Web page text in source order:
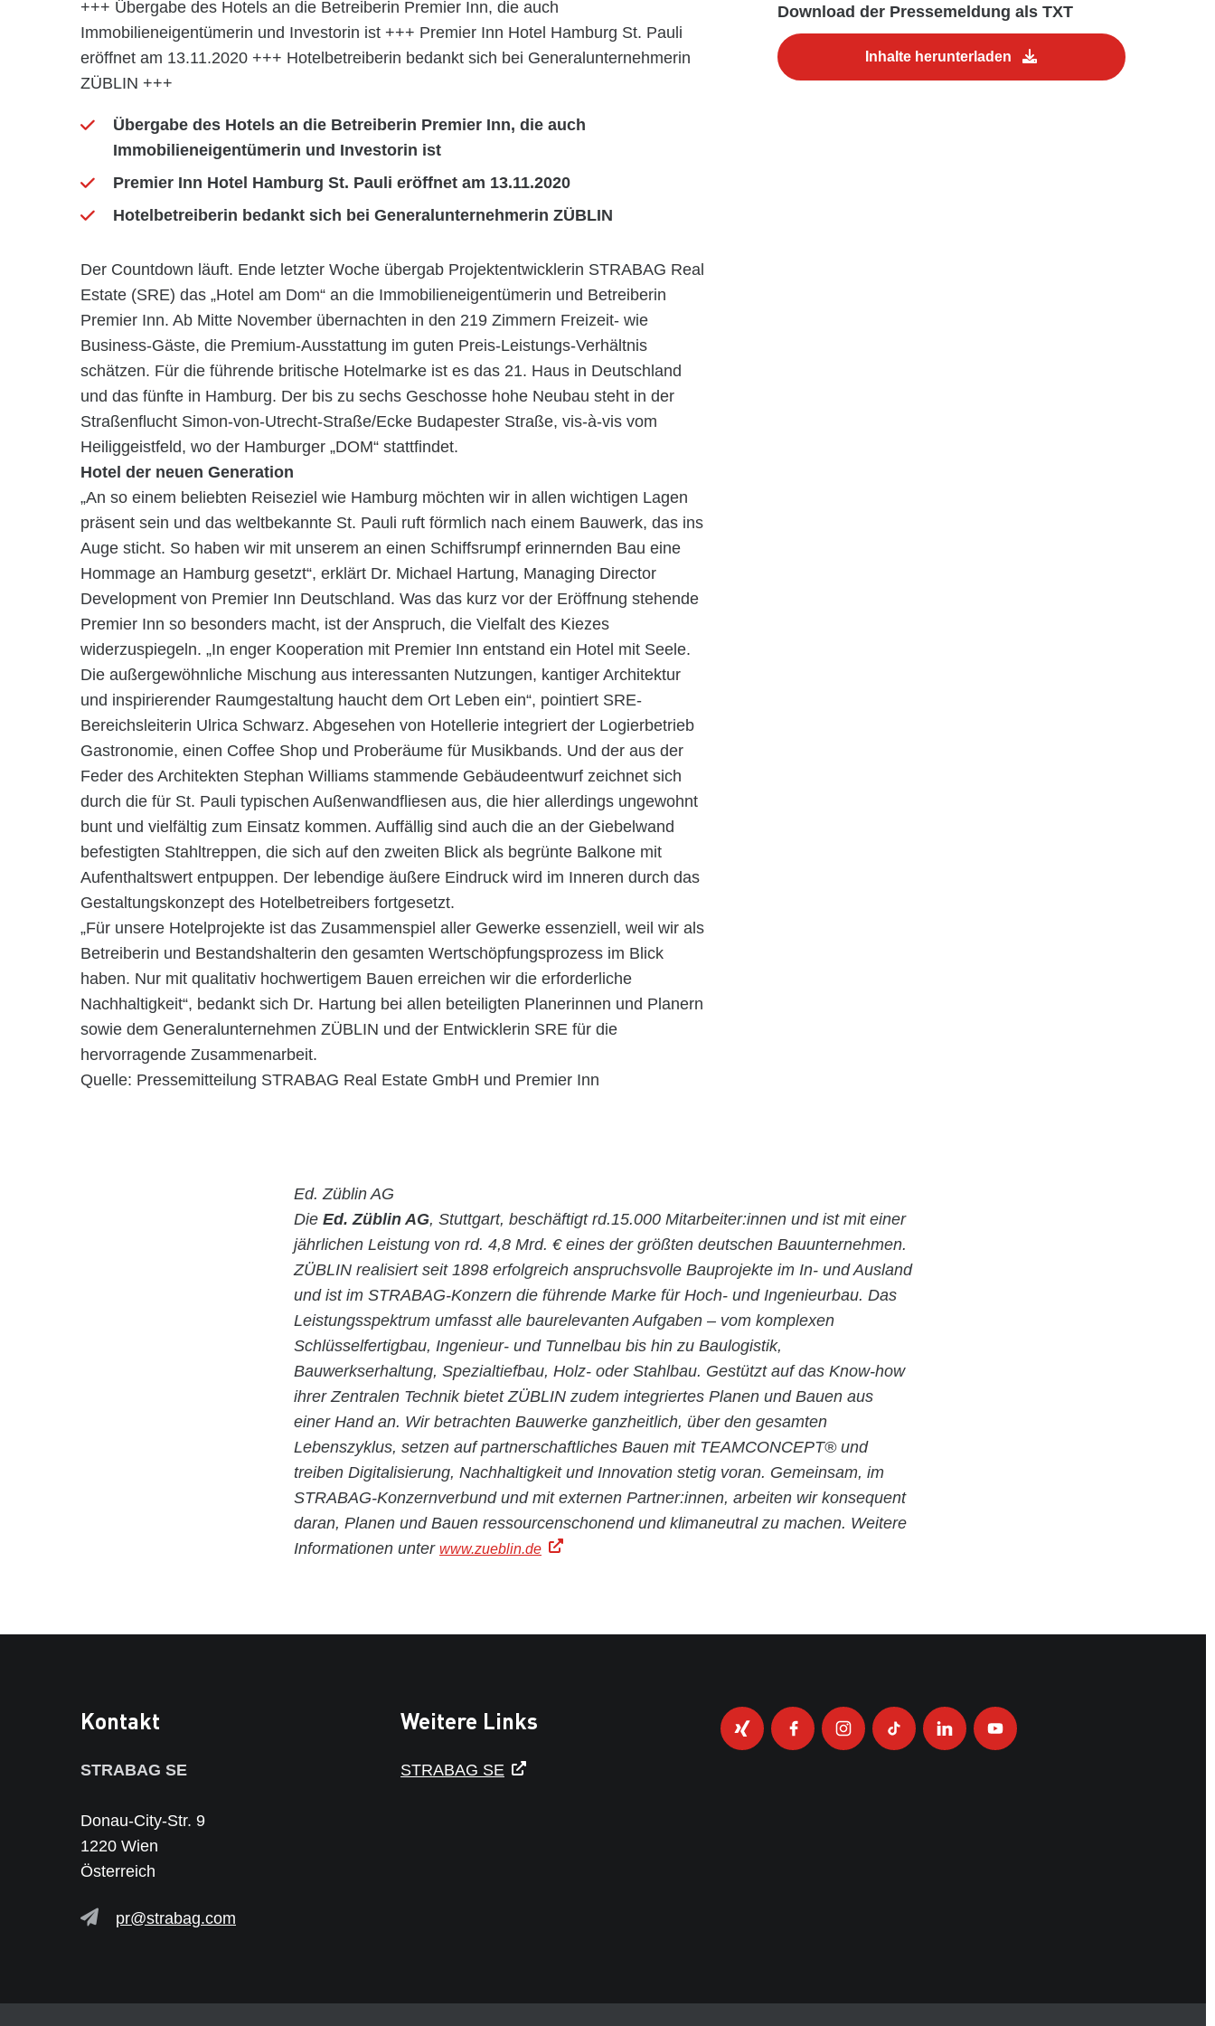
+++ Übergabe des Hotels an die Betreiberin Premier Inn, die auch
Immobilieneigentümerin und Investorin ist +++ Premier Inn Hotel Hamburg St. Pauli
eröffnet am 13.11.2020 +++ Hotelbetreiberin bedankt sich bei Generalunternehmerin
ZÜBLIN +++
Übergabe des Hotels an die Betreiberin Premier Inn, die auch
Immobilieneigentümerin und Investorin ist
Premier Inn Hotel Hamburg St. Pauli eröffnet am 13.11.2020
Hotelbetreiberin bedankt sich bei Generalunternehmerin ZÜBLIN
Der Countdown läuft. Ende letzter Woche übergab Projektentwicklerin STRABAG Real
Estate (SRE) das „Hotel am Dom“ an die Immobilieneigentümerin und Betreiberin
Premier Inn. Ab Mitte November übernachten in den 219 Zimmern Freizeit- wie
Business-Gäste, die Premium-Ausstattung im guten Preis-Leistungs-Verhältnis
schätzen. Für die führende britische Hotelmarke ist es das 21. Haus in Deutschland
und das fünfte in Hamburg. Der bis zu sechs Geschosse hohe Neubau steht in der
Straßenflucht Simon-von-Utrecht-Straße/Ecke Budapester Straße, vis-à-vis vom
Heiliggeistfeld, wo der Hamburger „DOM“ stattfindet.
Hotel der neuen Generation
„An so einem beliebten Reiseziel wie Hamburg möchten wir in allen wichtigen Lagen
präsent sein und das weltbekannte St. Pauli ruft förmlich nach einem Bauwerk, das ins
Auge sticht. So haben wir mit unserem an einen Schiffsrumpf erinnernden Bau eine
Hommage an Hamburg gesetzt“, erklärt Dr. Michael Hartung, Managing Director
Development von Premier Inn Deutschland. Was das kurz vor der Eröffnung stehende
Premier Inn so besonders macht, ist der Anspruch, die Vielfalt des Kiezes
widerzuspiegeln. „In enger Kooperation mit Premier Inn entstand ein Hotel mit Seele.
Die außergewöhnliche Mischung aus interessanten Nutzungen, kantiger Architektur
und inspirierender Raumgestaltung haucht dem Ort Leben ein“, pointiert SRE-
Bereichsleiterin Ulrica Schwarz. Abgesehen von Hotellerie integriert der Logierbetrieb
Gastronomie, einen Coffee Shop und Proberäume für Musikbands. Und der aus der
Feder des Architekten Stephan Williams stammende Gebäudeentwurf zeichnet sich
durch die für St. Pauli typischen Außenwandfliesen aus, die hier allerdings ungewohnt
bunt und vielfältig zum Einsatz kommen. Auffällig sind auch die an der Giebelwand
befestigten Stahltreppen, die sich auf den zweiten Blick als begrünte Balkone mit
Aufenthaltswert entpuppen. Der lebendige äußere Eindruck wird im Inneren durch das
Gestaltungskonzept des Hotelbetreibers fortgesetzt.
„Für unsere Hotelprojekte ist das Zusammenspiel aller Gewerke essenziell, weil wir als
Betreiberin und Bestandshalterin den gesamten Wertschöpfungsprozess im Blick
haben. Nur mit qualitativ hochwertigem Bauen erreichen wir die erforderliche
Nachhaltigkeit“, bedankt sich Dr. Hartung bei allen beteiligten Planerinnen und Planern
sowie dem Generalunternehmen ZÜBLIN und der Entwicklerin SRE für die
hervorragende Zusammenarbeit.
Quelle: Pressemitteilung STRABAG Real Estate GmbH und Premier Inn
Download der Pressemeldung als TXT
Inhalte herunterladen
Ed. Züblin AG
Die Ed. Züblin AG, Stuttgart, beschäftigt rd.15.000 Mitarbeiter:innen und ist mit einer
jährlichen Leistung von rd. 4,8 Mrd. € eines der größten deutschen Bauunternehmen.
ZÜBLIN realisiert seit 1898 erfolgreich anspruchsvolle Bauprojekte im In- und Ausland
und ist im STRABAG-Konzern die führende Marke für Hoch- und Ingenieurbau. Das
Leistungsspektrum umfasst alle baurelevanten Aufgaben – vom komplexen
Schlüsselfertigbau, Ingenieur- und Tunnelbau bis hin zu Baulogistik,
Bauwerkserhaltung, Spezialtiefbau, Holz- oder Stahlbau. Gestützt auf das Know-how
ihrer Zentralen Technik bietet ZÜBLIN zudem integriertes Planen und Bauen aus
einer Hand an. Wir betrachten Bauwerke ganzheitlich, über den gesamten
Lebenszyklus, setzen auf partnerschaftliches Bauen mit TEAMCONCEPT® und
treiben Digitalisierung, Nachhaltigkeit und Innovation stetig voran. Gemeinsam, im
STRABAG-Konzernverbund und mit externen Partner:innen, arbeiten wir konsequent
daran, Planen und Bauen ressourcenschonend und klimaneutral zu machen. Weitere
Informationen unter www.zueblin.de
Kontakt
STRABAG SE
Donau-City-Str. 9
1220 Wien
Österreich
pr@strabag.com
Weitere Links
STRABAG SE